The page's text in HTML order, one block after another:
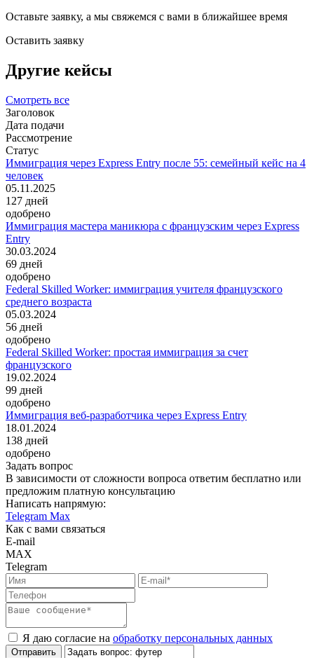
Оставьте заявку, а мы свяжемся с вами в ближайшее время
Оставить заявку
Другие кейсы
Смотреть все
Заголовок
Дата подачи
Рассмотрение
Статус
Иммиграция через Express Entry после 55: семейный кейс на 4
человек
05.11.2025
127 дней
одобрено
Иммиграция мастера маникюра с французским через Express
Entry
30.03.2024
69 дней
одобрено
Federal Skilled Worker: иммиграция учителя французского
среднего возраста
05.03.2024
56 дней
одобрено
Federal Skilled Worker: простая иммиграция за счет
французского
19.02.2024
99 дней
одобрено
Иммиграция веб-разработчика через Express Entry
18.01.2024
138 дней
одобрено
Задать вопрос
В зависимости от сложности вопроса ответим бесплатно или
предложим платную консультацию
Написать напрямую:
Telegram Max
Как с вами связаться
E-mail
MAX
Telegram
Я даю согласие на обработку персональных данных
Отправить